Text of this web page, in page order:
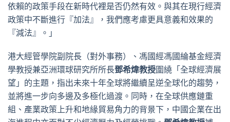
依賴的政策手段在新時代裡是否仍然有效。與其在現行經濟
政策中不斷進行『加法』，我們應考慮更具意義和效果的
『減法』。」
港大經管學院副院長（對外事務）、馮國經馮國綸基金經濟
學教授兼亞洲環球研究所所長鄧希煒教授圍繞「全球經濟展
望」的主題，指出未來十年全球將繼續呈逆全球化的趨勢，
並將進一步向多邊及多極化過渡。同時，在全球供應鏈重
組、產業政策上升和地緣貿易角力的背景下，中國企業在出